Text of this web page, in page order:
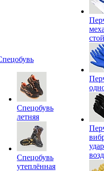
Спецобувь
летняя
Спецобувь
утеплённая